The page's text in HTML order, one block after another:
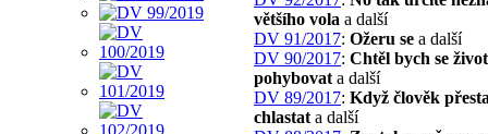
většího vola a další
DV 91/2017: Ožeru se a další
DV 90/2017: Chtěl bych se
pohybovat a další
DV 89/2017: Když člověk
chlastat a další